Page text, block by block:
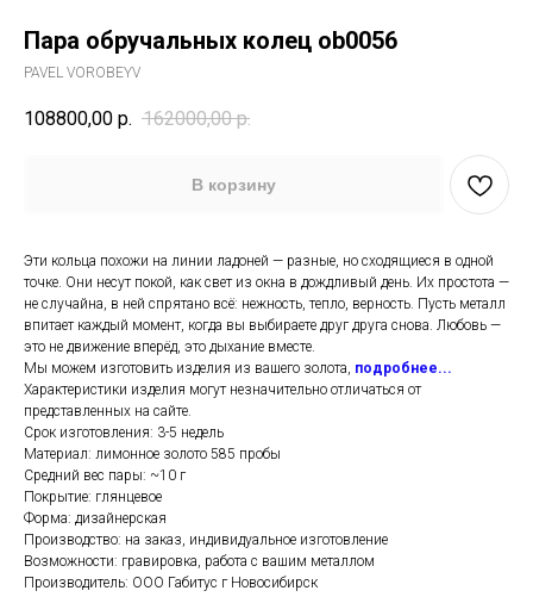
Пара обручальных колец ob0056
PAVEL VOROBEYV
108800,00 р. 162000,00 р.
В корзину
Эти кольца похожи на линии ладоней — разные, но сходящиеся в одной
точке. Они несут покой, как свет из окна в дождливый день. Их простота —
не случайна, в ней спрятано всё: нежность, тепло, верность. Пусть металл
впитает каждый момент, когда вы выбираете друг друга снова. Любовь —
это не движение вперёд, это дыхание вместе.
Мы можем изготовить изделия из вашего золота, подробнее...
Характеристики изделия могут незначительно отличаться от
представленных на сайте.
Срок изготовления: 3-5 недель
Материал: лимонное золото 585 пробы
Средний вес пары: ~10 г
Покрытие: глянцевое
Форма: дизайнерская
Производство: на заказ, индивидуальное изготовление
Возможности: гравировка, работа с вашим металлом
Производитель: ООО Габитус г Новосибирск